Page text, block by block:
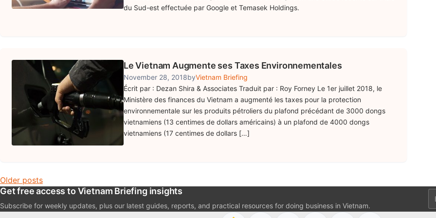
du Sud-est effectuée par Google et Temasek Holdings.
Le Vietnam Augmente ses Taxes Environnementales
November 28, 2018byVietnam Briefing
Écrit par : Dezan Shira & Associates Traduit par : Roy Forney Le 1er juillet 2018, le
Ministère des finances du Vietnam a augmenté les taxes pour la protection
environnementale sur les produits pétroliers du plafond précédant de 3000 dongs
vietnamiens (13 centimes de dollars américains) à un plafond de 4000 dongs
vietnamiens (17 centimes de dollars […]
Posts navigation
Older posts
Get free access to Vietnam Briefing insights
Subscribe for weekly updates, plus our latest guides, reports, and practical resources for doing business in Vietnam.